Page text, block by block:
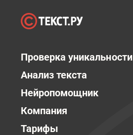
Проверка уникальности
Анализ текста
Нейропомощник
Компания
Тарифы